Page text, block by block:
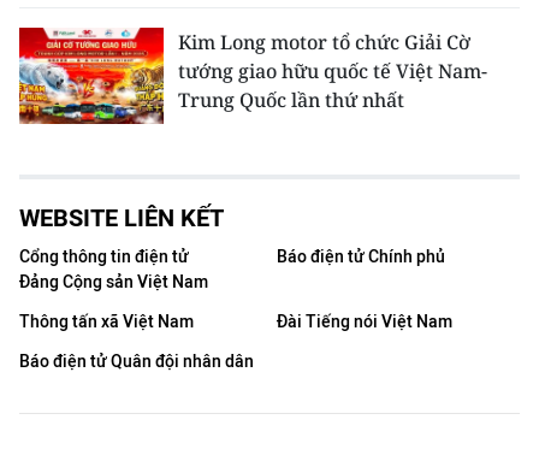
Kim Long motor tổ chức Giải Cờ
tướng giao hữu quốc tế Việt Nam-
Trung Quốc lần thứ nhất
WEBSITE LIÊN KẾT
Cổng thông tin điện tử
Đảng Cộng sản Việt Nam
Báo điện tử Chính phủ
Thông tấn xã Việt Nam
Đài Tiếng nói Việt Nam
Báo điện tử Quân đội nhân dân